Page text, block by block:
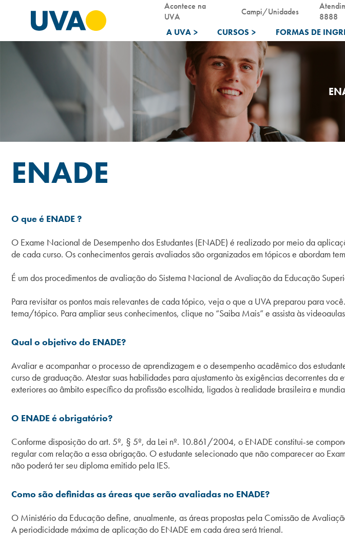
A UVA > CURSOS > FORMAS DE
Acontece na
UVA
Campi/Unidades
8888
ENADE
O que é ENADE ?
O Exame Nacional de Desempenho dos Estudantes (ENADE) é realizado por meio da
de cada curso. Os conhecimentos gerais avaliados são organizados em tópicos e abordam
É um dos procedimentos de avaliação do Sistema Nacional de Avaliação da Educação
Para revisitar os pontos mais relevantes de cada tópico, veja o que a UVA preparou para
tema/tópico. Para ampliar seus conhecimentos, clique no “Saiba Mais” e assista às
Qual o objetivo do ENADE?
Avaliar e acompanhar o processo de aprendizagem e o desempenho acadêmico dos
curso de graduação. Atestar suas habilidades para ajustamento às exigências decorrentes
exteriores ao âmbito específico da profissão escolhida, ligados à realidade brasileira e
O ENADE é obrigatório?
Conforme disposição do art. 5º, § 5º, da Lei nº. 10.861/2004, o ENADE constitui-se
regular com relação a essa obrigação. O estudante selecionado que não comparecer ao
não poderá ter seu diploma emitido pela IES.
Como são definidas as áreas que serão avaliadas no ENADE?
O Ministério da Educação define, anualmente, as áreas propostas pela Comissão de
A periodicidade máxima de aplicação do ENADE em cada área será trienal.